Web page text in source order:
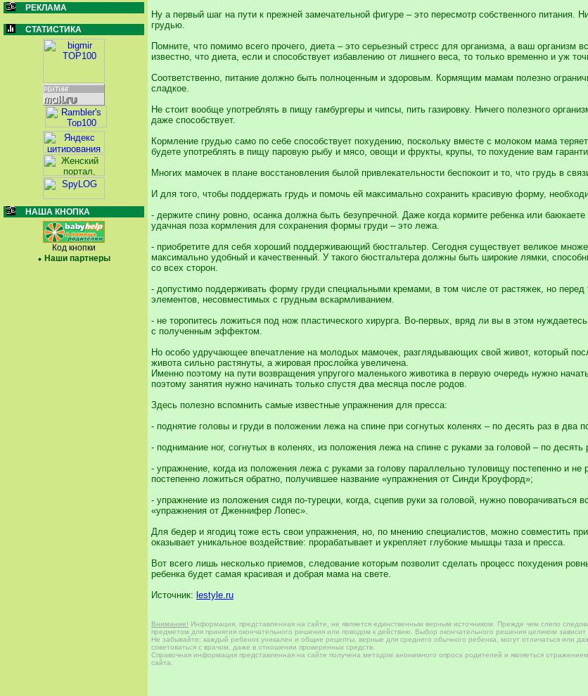
РЕКЛАМА
СТАТИСТИКА
НАША КНОПКА
Код кнопки
Наши партнеры
Ну а первый шаг на пути к прежней замечательной фигуре – это пересмотр собственного
грудью.
Помните, что помимо всего прочего, диета – это серьезный стресс для организма, а ваш
известно, что диета, если и способствует избавлению от лишнего веса, то только временно и уж
Соответственно, питание должно быть полноценным и здоровым. Кормящим мамам полезно
сладкое.
Не стоит вообще употреблять в пищу гамбургеры и чипсы, пить газировку. Ничего полезного
даже способствует.
Кормление грудью само по себе способствует похудению, поскольку вместе с молоком мама
будете употреблять в пищу паровую рыбу и мясо, овощи и фрукты, крупы, то похудение вам
Многих мамочек в плане восстановления былой привлекательности беспокоит и то, что грудь в
И для того, чтобы поддержать грудь и помочь ей максимально сохранить красивую форму,
- держите спину ровно, осанка должна быть безупречной. Даже когда кормите ребенка или
удачная поза кормления для сохранения формы груди – это лежа.
- приобретите для себя хороший поддерживающий бюстгальтер. Сегодня существует великое
максимально удобный и качественный. У такого бюстгальтера должны быть широкие лямки,
со всех сторон.
- допустимо поддерживать форму груди специальными кремами, в том числе от растяжек, но
элементов, несовместимых с грудным вскармливанием.
- не торопитесь ложиться под нож пластического хирурга. Во-первых, вряд ли вы в этом
с полученным эффектом.
Но особо удручающее впечатление на молодых мамочек, разглядывающих свой живот, который
живота сильно растянуты, а жировая прослойка увеличена.
Именно поэтому на пути возвращения упругого маленького животика в первую очередь нужно
поэтому занятия нужно начинать только спустя два месяца после родов.
Здесь полезно вспомнить самые известные упражнения для пресса:
- поднятие головы и груди в положении лежа на спине при согнутых коленях – по десять раз в два
- поднимание ног, согнутых в коленях, из положения лежа на спине с руками за головой – по десять
- упражнение, когда из положения лежа с руками за голову параллельно туловищу постепенно и
постепенно ложиться обратно, получившее название «упражнения от Синди Кроуфорд»;
- упражнение из положения сидя по-турецки, когда, сцепив руки за головой, нужно
«упражнения от Дженнифер Лопес».
Для бедер и ягодиц тоже есть свои упражнения, но, по мнению специалистов, можно совместить
оказывает уникальное воздействие: прорабатывает и укрепляет глубокие мышцы таза и пресса.
Вот всего лишь несколько приемов, следование которым позволит сделать процесс похудения
ребенка будет самая красивая и добрая мама на свете.
Источник: lestyle.ru
Внимание! Информация, представленная на сайте, не является единственным верным источником. Прежде чем слепо
предметом для принятия окончательного решения или поводом к действию. Выбор окончательного решения целиком зависит
Не забывайте: каждый ребенок уникален и общие рецепты, верные для среднего обычного ребенка, могут отличаться или
советоваться с врачом, даже в отношении проверенных средств.
Справочная информация представленная на сайте получена методом анонимного опроса родителей и являеться
сайта.